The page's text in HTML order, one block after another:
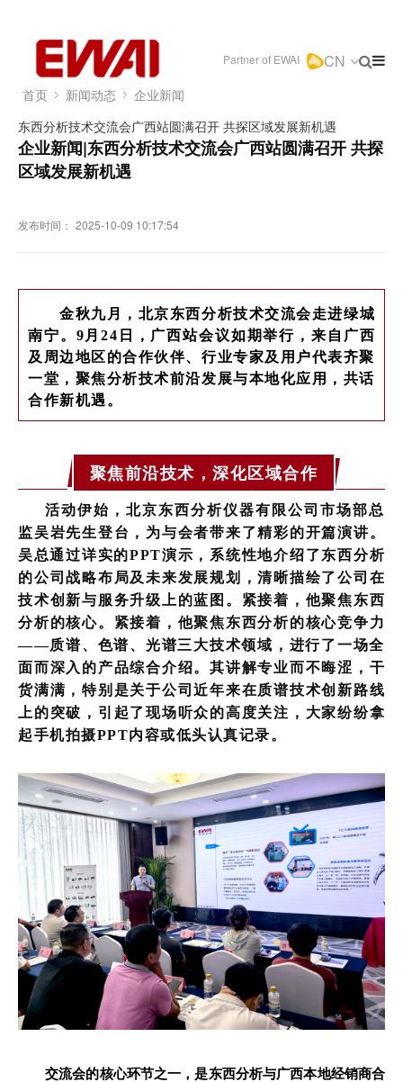
Partner of EWAI CN
首页 新闻动态
企业新闻
东西分析技术交流会广西站圆满召开 共探区域发展新机遇
企业新闻|东西分析技术交流会广西站圆满召开 共探
区域发展新机遇
发布时间： 2025-10-09 10:17:54
金秋九月， 北京东西分析技术交流会走进绿城
南宁。9月24日，广西站会议如期举行，来自广西
及周边地区的合作伙伴、行业专家及用户代表齐聚
一堂，聚焦分析技术前沿发展与本地化应用，共话
合作新机遇。
聚焦前沿技术，深化区域合作
活动伊始，北京东西分析仪器有限公司市场部总
监吴岩先生登台，为与会者带来了精彩的开篇演讲。
吴总通过详实的PPT演示，系统性地介绍了东西分析
的公司战略布局及未来发展规划，清晰描绘了公司在
技术创新与服务升级上的蓝图。紧接着，他聚焦东西
分析的核心。紧接着，他聚焦东西分析的核心竞争力
——质谱、色谱、光谱三大技术领域，进行了一场全
面而深入的产品综合介绍。其讲解专业而不晦涩，干
货满满，特别是关于公司近年来在质谱技术创新路线
上的突破，引起了现场听众的高度关注，大家纷纷拿
起手机拍摄PPT内容或低头认真记录。
交流会的核心环节之一，是东西分析与广西本地经销商合